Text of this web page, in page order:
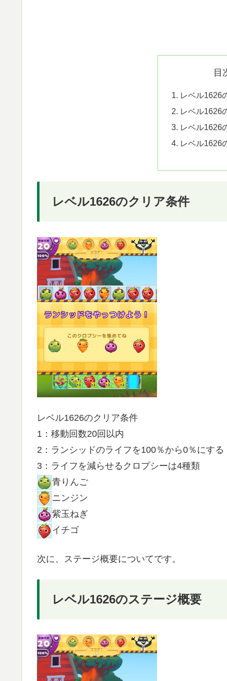
目
レベル1626
レベル1626
レベル1626
レベル1626
レベル1626のクリア条件
レベル1626のクリア条件
1：移動回数20回以内
2：ランシッドのライフを100％から0％にする
3：ライフを減らせるクロプシーは4種類
青りんご
ニンジン
紫玉ねぎ
イチゴ
次に、ステージ概要についてです。
レベル1626のステージ概要